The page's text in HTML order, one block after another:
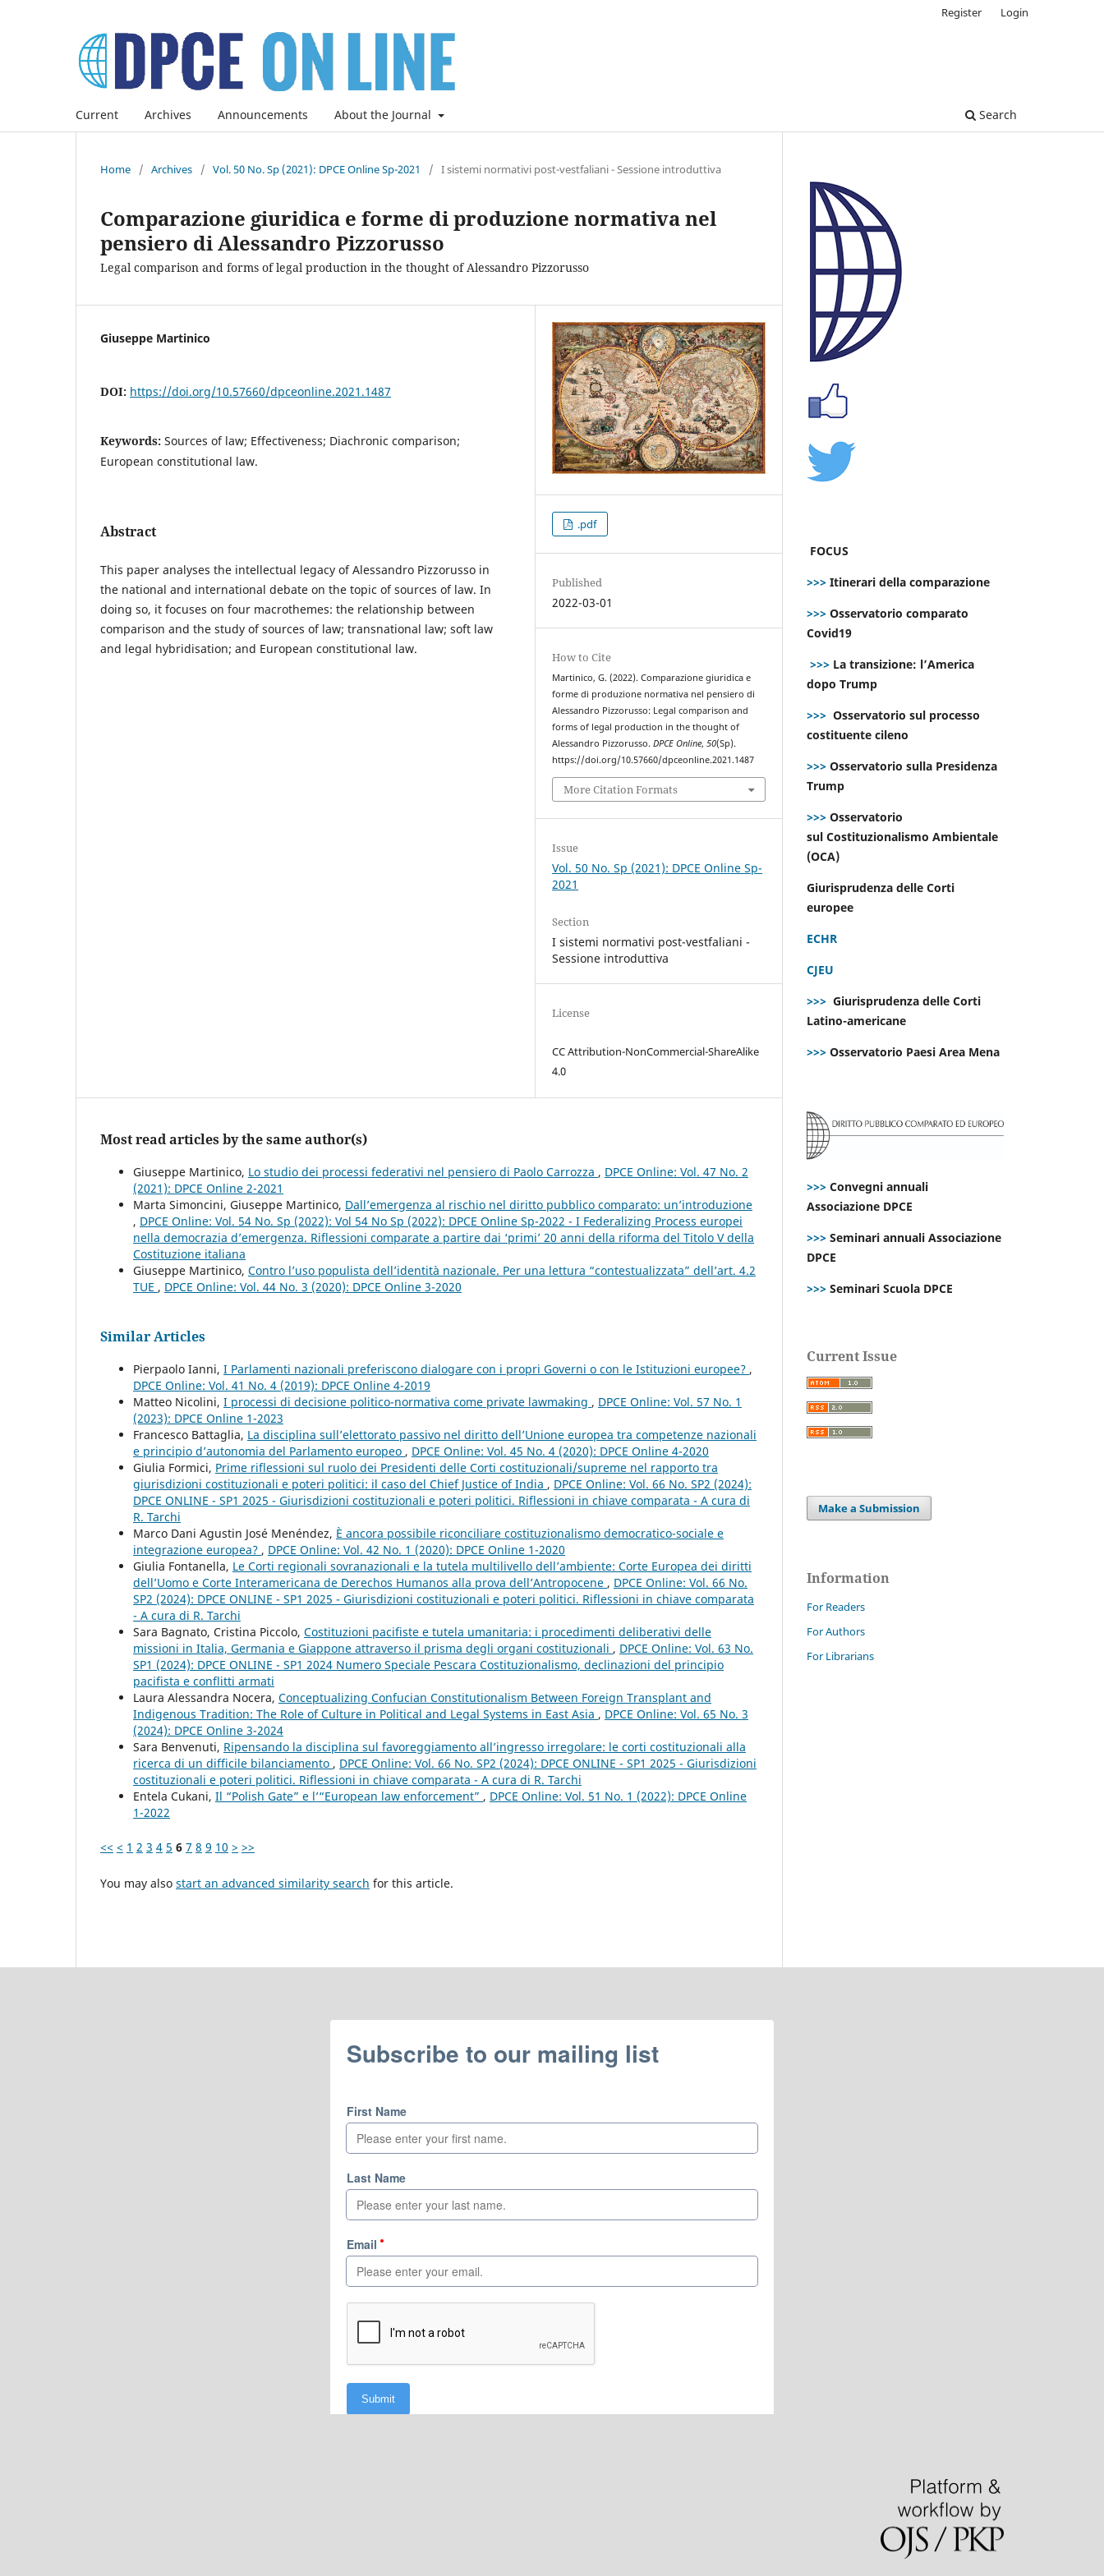
Current Archives Announcements About the Journal Search
Register Login
Home / Archives / Vol. 50 No. Sp (2021): DPCE Online Sp-2021 / I sistemi normativi post-vestfaliani - Sessione introduttiva
Comparazione giuridica e forme di produzione normativa nel
pensiero di Alessandro Pizzorusso
Legal comparison and forms of legal production in the thought of Alessandro Pizzorusso
Giuseppe Martinico
DOI: https://doi.org/10.57660/dpceonline.2021.1487
Keywords: Sources of law; Effectiveness; Diachronic comparison;
European constitutional law.
Abstract
This paper analyses the intellectual legacy of Alessandro Pizzorusso in
the national and international debate on the topic of sources of law. In
doing so, it focuses on four macrothemes: the relationship between
comparison and the study of sources of law; transnational law; soft law
and legal hybridisation; and European constitutional law.
.pdf
Published
2022-03-01
How to Cite
Martinico, G. (2022). Comparazione giuridica e
forme di produzione normativa nel pensiero di
Alessandro Pizzorusso: Legal comparison and
forms of legal production in the thought of
Alessandro Pizzorusso.DPCE Online,50(Sp).
https://doi.org/10.57660/dpceonline.2021.1487
More Citation Formats
Issue
Vol. 50 No. Sp (2021): DPCE Online Sp-
2021
Section
I sistemi normativi post-vestfaliani -
Sessione introduttiva
License
CC Attribution-NonCommercial-ShareAlike
4.0
Most read articles by the same author(s)
Giuseppe Martinico, Lo studio dei processi federativi nel pensiero di Paolo Carrozza , DPCE Online: Vol. 47 No. 2
(2021): DPCE Online 2-2021
Marta Simoncini, Giuseppe Martinico, Dall’emergenza al rischio nel diritto pubblico comparato: un’introduzione
, DPCE Online: Vol. 54 No. Sp (2022): Vol 54 No Sp (2022): DPCE Online Sp-2022 - I Federalizing Process europei
nella democrazia d’emergenza. Riflessioni comparate a partire dai ‘primi’ 20 anni della riforma del Titolo V della
Costituzione italiana
Giuseppe Martinico, Contro l’uso populista dell’identità nazionale. Per una lettura “contestualizzata” dell’art. 4.2
TUE , DPCE Online: Vol. 44 No. 3 (2020): DPCE Online 3-2020
Similar Articles
Pierpaolo Ianni, I Parlamenti nazionali preferiscono dialogare con i propri Governi o con le Istituzioni europee? ,
DPCE Online: Vol. 41 No. 4 (2019): DPCE Online 4-2019
Matteo Nicolini, I processi di decisione politico-normativa come private lawmaking , DPCE Online: Vol. 57 No. 1
(2023): DPCE Online 1-2023
Francesco Battaglia, La disciplina sull’elettorato passivo nel diritto dell’Unione europea tra competenze nazionali
e principio d’autonomia del Parlamento europeo , DPCE Online: Vol. 45 No. 4 (2020): DPCE Online 4-2020
Giulia Formici, Prime riflessioni sul ruolo dei Presidenti delle Corti costituzionali/supreme nel rapporto tra
giurisdizioni costituzionali e poteri politici: il caso del Chief Justice of India , DPCE Online: Vol. 66 No. SP2 (2024):
DPCE ONLINE - SP1 2025 - Giurisdizioni costituzionali e poteri politici. Riflessioni in chiave comparata - A cura di
R. Tarchi
Marco Dani Agustin José Menéndez, È ancora possibile riconciliare costituzionalismo democratico-sociale e
integrazione europea? , DPCE Online: Vol. 42 No. 1 (2020): DPCE Online 1-2020
Giulia Fontanella, Le Corti regionali sovranazionali e la tutela multilivello dell’ambiente: Corte Europea dei diritti
dell’Uomo e Corte Interamericana de Derechos Humanos alla prova dell’Antropocene , DPCE Online: Vol. 66 No.
SP2 (2024): DPCE ONLINE - SP1 2025 - Giurisdizioni costituzionali e poteri politici. Riflessioni in chiave comparata
- A cura di R. Tarchi
Sara Bagnato, Cristina Piccolo, Costituzioni pacifiste e tutela umanitaria: i procedimenti deliberativi delle
missioni in Italia, Germania e Giappone attraverso il prisma degli organi costituzionali , DPCE Online: Vol. 63 No.
SP1 (2024): DPCE ONLINE - SP1 2024 Numero Speciale Pescara Costituzionalismo, declinazioni del principio
pacifista e conflitti armati
Laura Alessandra Nocera, Conceptualizing Confucian Constitutionalism Between Foreign Transplant and
Indigenous Tradition: The Role of Culture in Political and Legal Systems in East Asia , DPCE Online: Vol. 65 No. 3
(2024): DPCE Online 3-2024
Sara Benvenuti, Ripensando la disciplina sul favoreggiamento all’ingresso irregolare: le corti costituzionali alla
ricerca di un difficile bilanciamento , DPCE Online: Vol. 66 No. SP2 (2024): DPCE ONLINE - SP1 2025 - Giurisdizioni
costituzionali e poteri politici. Riflessioni in chiave comparata - A cura di R. Tarchi
Entela Cukani, Il “Polish Gate” e l’“European law enforcement” , DPCE Online: Vol. 51 No. 1 (2022): DPCE Online
1-2022
<< < 1 2 3 4 5 6 7 8 9 10 > >>
You may also start an advanced similarity search for this article.
FOCUS
>>> Itinerari della comparazione
>>> Osservatorio comparato
Covid19
>>> La transizione: l’America
dopo Trump
>>> Osservatorio sul processo
costituente cileno
>>> Osservatorio sulla Presidenza
Trump
>>> Osservatorio
sul Costituzionalismo Ambientale
(OCA)
Giurisprudenza delle Corti
europee
ECHR
CJEU
>>> Giurisprudenza delle Corti
Latino-americane
>>> Osservatorio Paesi Area Mena
>>> Convegni annuali
Associazione DPCE
>>> Seminari annuali Associazione
DPCE
>>> Seminari Scuola DPCE
Current Issue
Make a Submission
Information
For Readers
For Authors
For Librarians